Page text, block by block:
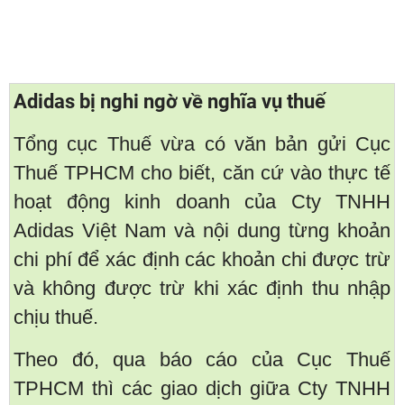
Adidas bị nghi ngờ về nghĩa vụ thuế
Tổng cục Thuế vừa có văn bản gửi Cục
Thuế TPHCM cho biết, căn cứ vào thực tế
hoạt động kinh doanh của Cty TNHH
Adidas Việt Nam và nội dung từng khoản
chi phí để xác định các khoản chi được trừ
và không được trừ khi xác định thu nhập
chịu thuế.
Theo đó, qua báo cáo của Cục Thuế
TPHCM thì các giao dịch giữa Cty TNHH